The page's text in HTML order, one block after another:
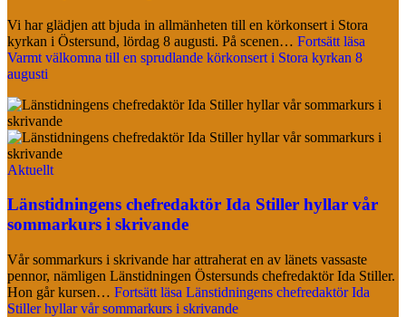
Vi har glädjen att bjuda in allmänheten till en körkonsert i Stora
kyrkan i Östersund, lördag 8 augusti. På scenen… Fortsätt läsa
Varmt välkomna till en sprudlande körkonsert i Stora kyrkan 8
augusti
Aktuellt
Länstidningens chefredaktör Ida Stiller hyllar vår
sommarkurs i skrivande
Vår sommarkurs i skrivande har attraherat en av länets vassaste
pennor, nämligen Länstidningen Östersunds chefredaktör Ida Stiller.
Hon går kursen… Fortsätt läsa Länstidningens chefredaktör Ida
Stiller hyllar vår sommarkurs i skrivande